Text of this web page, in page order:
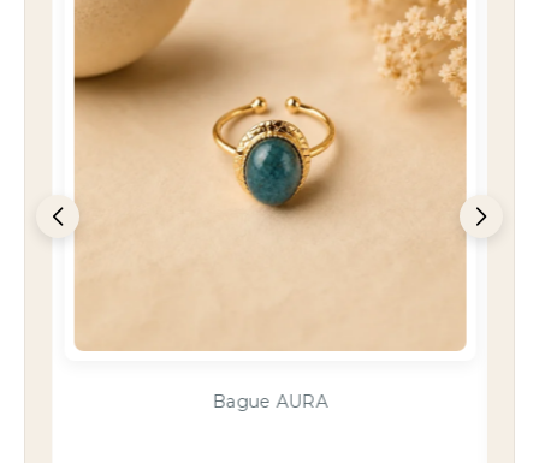
Boucles INDIA & Agate noire